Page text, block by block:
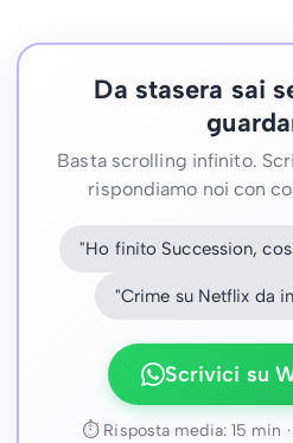
Da stasera sai
Basta scrolling infinito.
rispondiamo noi con
"Ho finito Succession,
"Crime su Netflix da
Scrivici su
⏱ Risposta media: 15 min ·